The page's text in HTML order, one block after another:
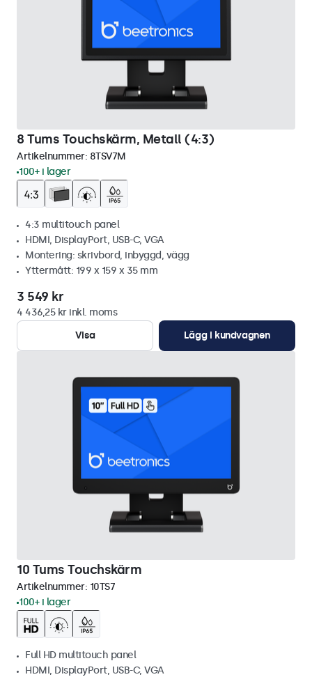
8 Tums Touchskärm, Metall (4:3)
Artikelnummer: 8TSV7M
100+ i lager
4:3 multitouch panel
HDMI, DisplayPort, USB-C, VGA
Montering: skrivbord, inbyggd, vägg
Yttermått: 199 x 159 x 35 mm
3 549 kr
4 436,25 kr inkl. moms
Visa
Lägg i kundvagnen
10 Tums Touchskärm
Artikelnummer: 10TS7
100+ i lager
Full HD multitouch panel
HDMI, DisplayPort, USB-C, VGA